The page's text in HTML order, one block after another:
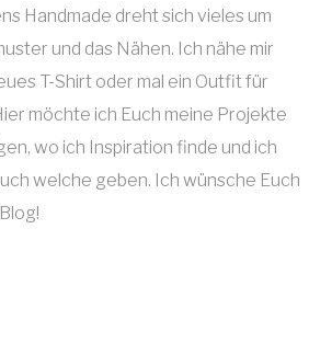
Handmade dreht sich vieles um
und das Nähen. Ich nähe mir
T-Shirt oder mal ein Outfit für
möchte ich Euch meine Projekte
wo ich Inspiration finde und ich
welche geben. Ich wünsche Euch